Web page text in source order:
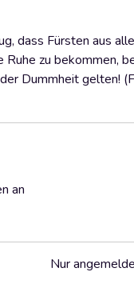
dass Fürsten aus
zu bekommen,
Dummheit gelten!
an
Nur